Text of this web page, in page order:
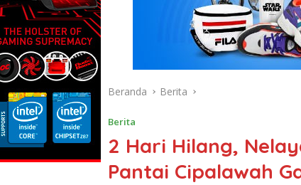
Beranda Berita
Berita
2 Hari Hilang,
Pantai Cipalawah